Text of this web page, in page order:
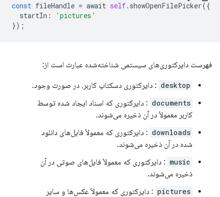
const fileHandle = await self. showOpenFilePicker({
startIn :
'pictures'
});
فهرست دایرکتوری‌های سیستمی شناخته‌شده عبارت است از:
desktop : دایرکتوری دسکتاپ کاربر، در صورت وجود.
documents : دایرکتوری که اسناد ایجاد شده توسط
کاربر معمولاً در آن ذخیره می‌شوند.
downloads : دایرکتوری که معمولاً فایل‌های دانلود
شده در آن ذخیره می‌شوند.
music : دایرکتوری که معمولاً فایل‌های صوتی در آن
ذخیره می‌شوند.
pictures : دایرکتوری که معمولاً عکس‌ها و سایر